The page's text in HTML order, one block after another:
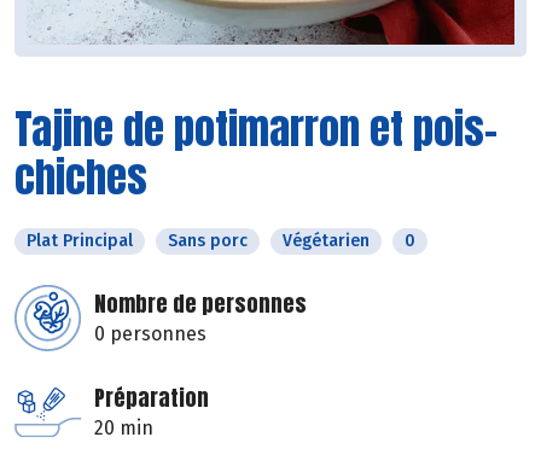
Tajine de potimarron et pois-
chiches
Plat Principal Sans porc Végétarien 0
Nombre de personnes
0 personnes
Préparation
20 min